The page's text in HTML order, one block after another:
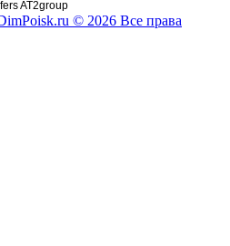
AT2group
© 2026 Все права